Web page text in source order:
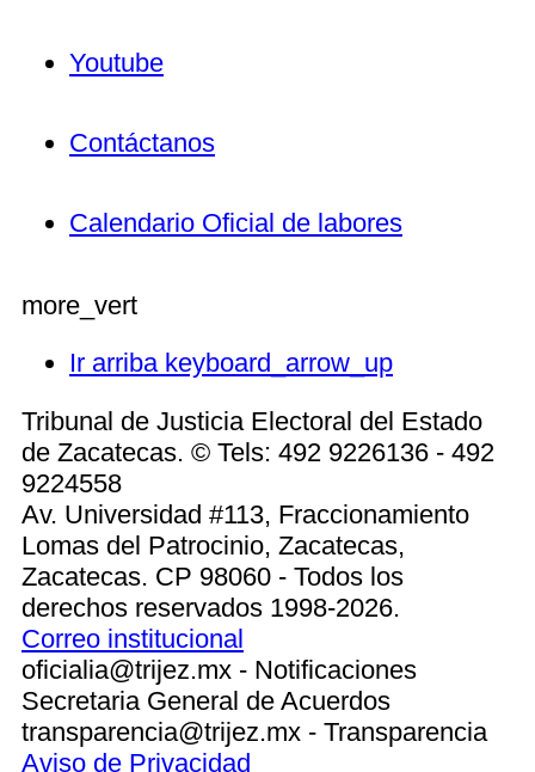
Youtube
Contáctanos
Calendario Oficial de labores
more_vert
Ir arriba keyboard_arrow_up
Tribunal de Justicia Electoral del Estado
de Zacatecas. © Tels: 492 9226136 - 492
9224558
Av. Universidad #113, Fraccionamiento
Lomas del Patrocinio, Zacatecas,
Zacatecas. CP 98060 - Todos los
derechos reservados 1998-2026.
Correo institucional
oficialia@trijez.mx - Notificaciones
Secretaria General de Acuerdos
transparencia@trijez.mx - Transparencia
Aviso de Privacidad